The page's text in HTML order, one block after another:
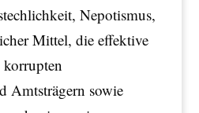
Nepotismus,
Mittel, die effektive
Amtsträgern sowie